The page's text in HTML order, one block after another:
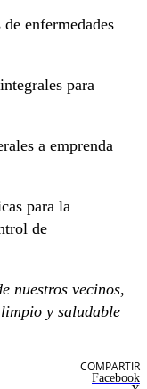
enfermedades
para
a emprenda
para la
de
nuestros vecinos,
y saludable
COMPARTIR
Facebook